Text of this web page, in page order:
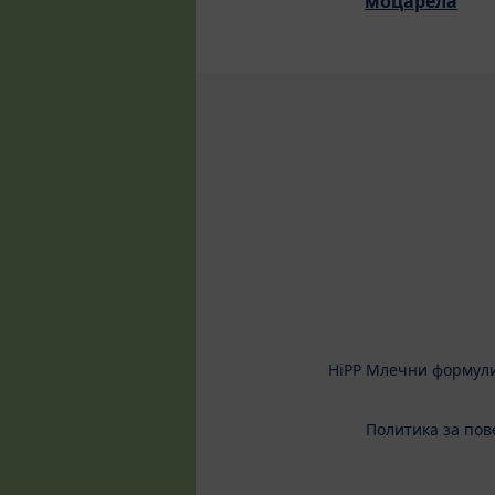
HiPP Млечни
Политика за